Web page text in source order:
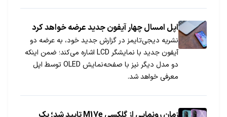
اپل امسال چهار آیفون جدید عرضه خواهد کرد
نشریه دیجی‌تایمز در گزارش جدید خود، به عرضه دو
آیفون جدید با نمایشگر LCD اشاره می‌کند؛ ضمن اینکه
دو مدل دیگر نیز با صفحه‌نمایش OLED توسط اپل
معرفی خواهد شد.